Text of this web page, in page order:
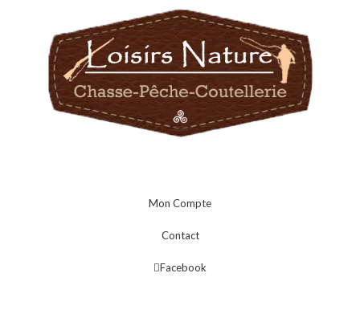
Mon Compte
Contact
Facebook